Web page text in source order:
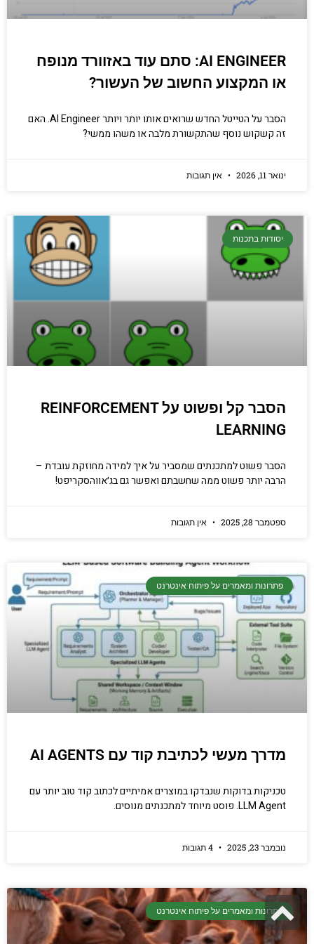
AI ENGINEER: סתם עוד באזוורד מנופח
או המקצוע החשוב של העשור?
הסבר על הטייטל החדש שרואים אותו יותר ויותר AI Engineer. האם
זה קשקוש נוסף שהתקשורת מלבה או משהו ממשי?
ינואר 11, 2026 אין תגובות
יסודות בתכנות
הסבר קל ופשוט על REINFORCEMENT
LEARNING
הסבר פשוט למתכנתים שמסביר על איך למידה מחוזקת עובדת –
הרבה יותר פשוט ממה שחשבתם ואפשר גם בג׳אווהסקריפט!
ספטמבר 28, 2025 אין תגובות
פתרונות ומאמרים על פיתוח אינטרנט
מדרך מעשי לכתיבת קוד עם AI AGENTS
טכניקות בדוקות שנבדקו במוצרים אמיתיים לכתוב קוד טוב יותר עם
LLM Agent. פוסט מיוחד למתכנתים מנוסים.
נובמבר 23, 2025
פתרונות ומאמרים על פיתוח אינטרנט
גלילה
לראש